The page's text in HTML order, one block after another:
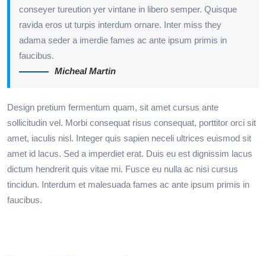
conseyer tureution yer vintane in libero semper. Quisque
ravida eros ut turpis interdum ornare. Inter miss they
adama seder a imerdie fames ac ante ipsum primis in
faucibus.
Micheal Martin
Design pretium fermentum quam, sit amet cursus ante
sollicitudin vel. Morbi consequat risus consequat, porttitor orci sit
amet, iaculis nisl. Integer quis sapien neceli ultrices euismod sit
amet id lacus. Sed a imperdiet erat. Duis eu est dignissim lacus
dictum hendrerit quis vitae mi. Fusce eu nulla ac nisi cursus
tincidun. Interdum et malesuada fames ac ante ipsum primis in
faucibus.